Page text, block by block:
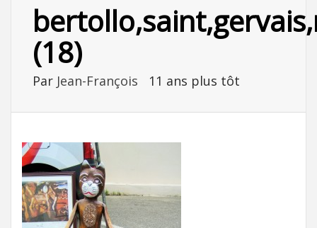
(18)
Par Jean-François 11 ans plus tôt